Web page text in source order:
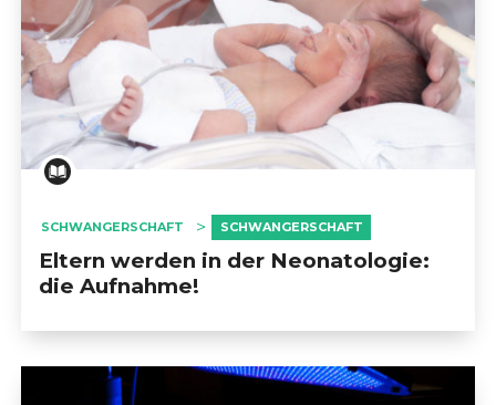
SCHWANGERSCHAFT SCHWANGERSCHAFT
Eltern werden in der Neonatologie:
die Aufnahme!